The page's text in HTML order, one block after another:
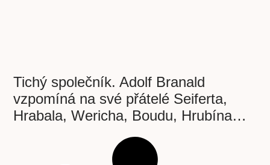
Tichý společník. Adolf Branald
vzpomíná na své přátelé Seiferta,
Hrabala, Wericha, Boudu, Hrubína…